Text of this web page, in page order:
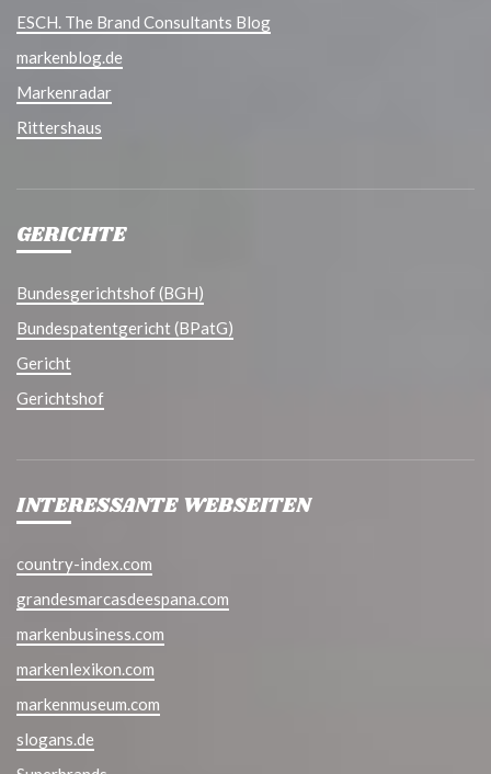
ESCH. The Brand Consultants Blog
markenblog.de
Markenradar
Rittershaus
GERICHTE
Bundesgerichtshof (BGH)
Bundespatentgericht (BPatG)
Gericht
Gerichtshof
INTERESSANTE WEBSEITEN
country-index.com
grandesmarcasdeespana.com
markenbusiness.com
markenlexikon.com
markenmuseum.com
slogans.de